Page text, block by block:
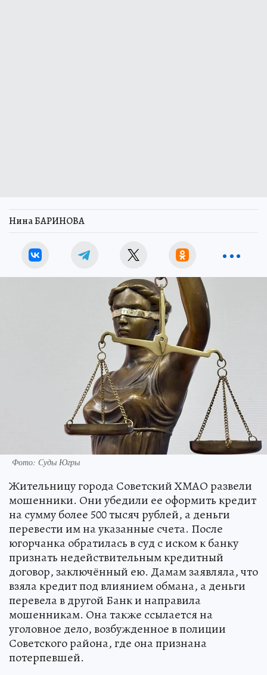
Нина БАРИНОВА
Фото: Суды Югры
Жительницу города Советский ХМАО развели
мошенники. Они убедили ее оформить кредит
на сумму более 500 тысяч рублей, а деньги
перевести им на указанные счета. После
югорчанка обратилась в суд с иском к банку
признать недействительным кредитный
договор, заключённый ею. Дамам заявляла, что
взяла кредит под влиянием обмана, а деньги
перевела в другой Банк и направила
мошенникам. Она также ссылается на
уголовное дело, возбужденное в полиции
Советского района, где она признана
потерпевшей.